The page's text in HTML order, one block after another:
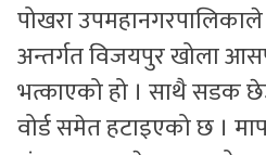
पोखरा उपमहानगरपालिकाले
अन्तर्गत विजयपुर खोला
भत्काएको हो । साथै सडक
वोर्ड समेत हटाइएको छ ।